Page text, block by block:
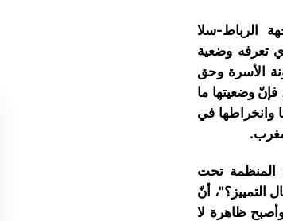
الرباط-سلا
تعرفه وضعية
الأسرة وحق
وضعيتها ما
وانخراطها في
المنظمة تحت
التمييز؟"، أنّ
ظاهرة لا